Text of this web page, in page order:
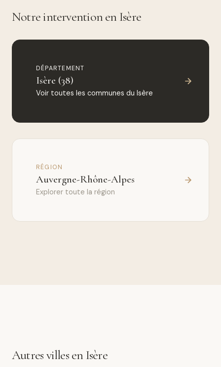
Notre intervention en Isère
DÉPARTEMENT
Isère (38)
Voir toutes les communes du Isère
RÉGION
Auvergne-Rhône-Alpes
Explorer toute la région
Autres villes en Isère